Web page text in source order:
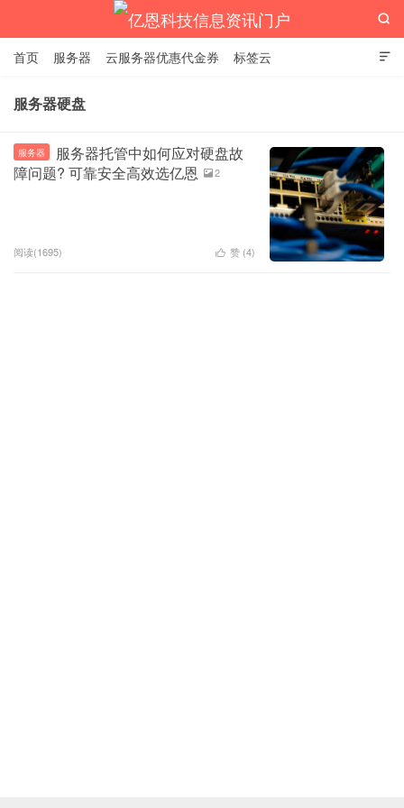
亿恩科技信息资讯门户

首页 服务器 云服务器优惠代金券 标签云

服务器硬盘
服务器
服务器托管中如何应对硬盘故
障问题? 可靠安全高效选亿恩
2
阅读(1695)  赞 (4)